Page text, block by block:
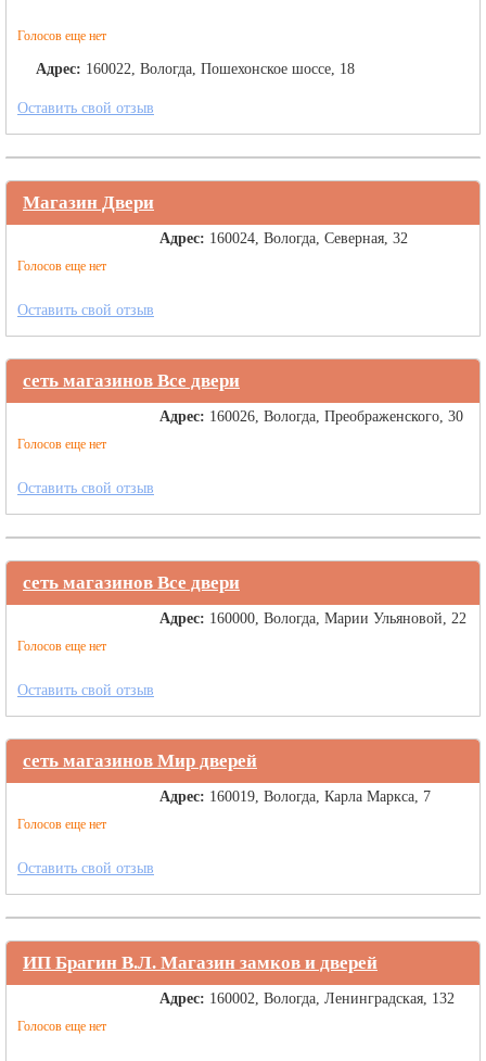
Голосов еще нет
Адрес: 160022, Вологда, Пошехонское шоссе, 18
Оставить свой отзыв
Магазин Двери
Голосов еще нет
Адрес: 160024, Вологда, Северная, 32
Оставить свой отзыв
сеть магазинов Все двери
Голосов еще нет
Адрес: 160026, Вологда, Преображенского, 30
Оставить свой отзыв
сеть магазинов Все двери
Голосов еще нет
Адрес: 160000, Вологда, Марии Ульяновой, 22
Оставить свой отзыв
сеть магазинов Мир дверей
Голосов еще нет
Адрес: 160019, Вологда, Карла Маркса, 7
Оставить свой отзыв
ИП Брагин В.Л. Магазин замков и дверей
Голосов еще нет
Адрес: 160002, Вологда, Ленинградская, 132